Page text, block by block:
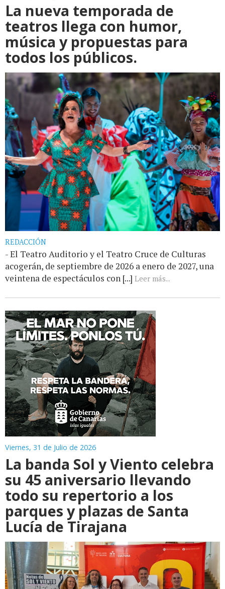
La nueva temporada de
teatros llega con humor,
música y propuestas para
todos los públicos.
REDACCIÓN
- El Teatro Auditorio y el Teatro Cruce de Culturas
acogerán, de septiembre de 2026 a enero de 2027, una
veintena de espectáculos con [...] Leer más...
Viernes, 31 de Julio de 2026
La banda Sol y Viento celebra
su 45 aniversario llevando
todo su repertorio a los
parques y plazas de Santa
Lucía de Tirajana